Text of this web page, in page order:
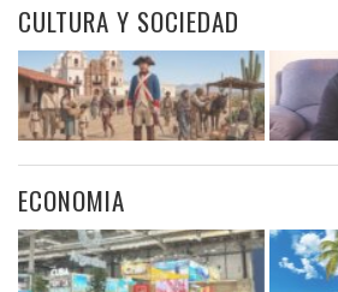
CULTURA Y SOCIEDAD
ECONOMIA